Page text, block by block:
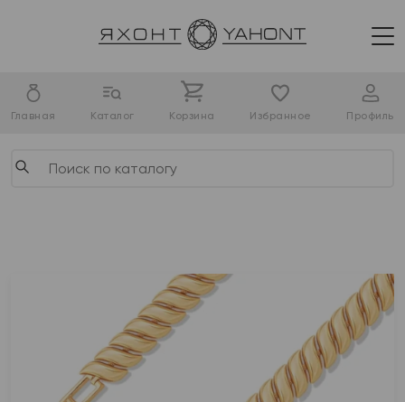
Главная Каталог Корзина Избранное Профиль